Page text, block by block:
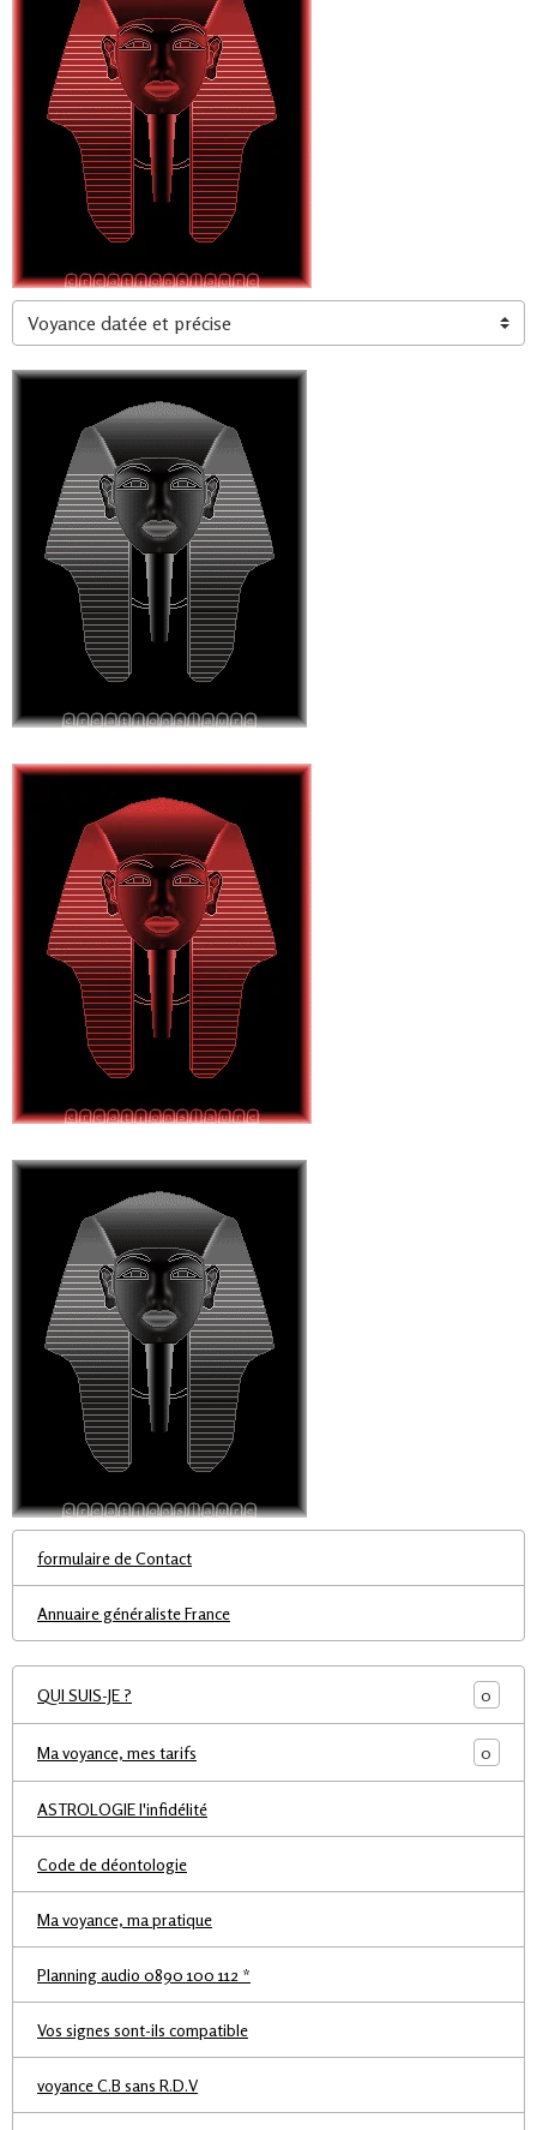
formulaire de Contact
Annuaire généraliste France
QUI SUIS-JE ? 0
Ma voyance, mes tarifs 0
ASTROLOGIE l'infidélité
Code de déontologie
Ma voyance, ma pratique
Planning audio 0890 100 112 *
Vos signes sont-ils compatible
voyance C.B sans R.D.V